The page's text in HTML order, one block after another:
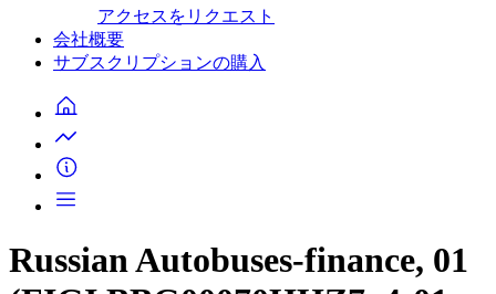
アクセスをリクエスト
会社概要
サブスクリプションの購入
Russian Autobuses-finance, 01